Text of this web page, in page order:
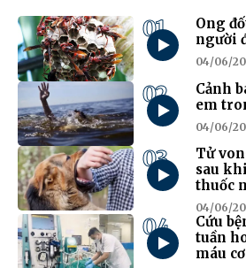
01
Ong
người
04/06/
02
Cảnh
em
04/06/
03
Tử
sau
thuốc
04/06/
04
Cứu
tuần
máu